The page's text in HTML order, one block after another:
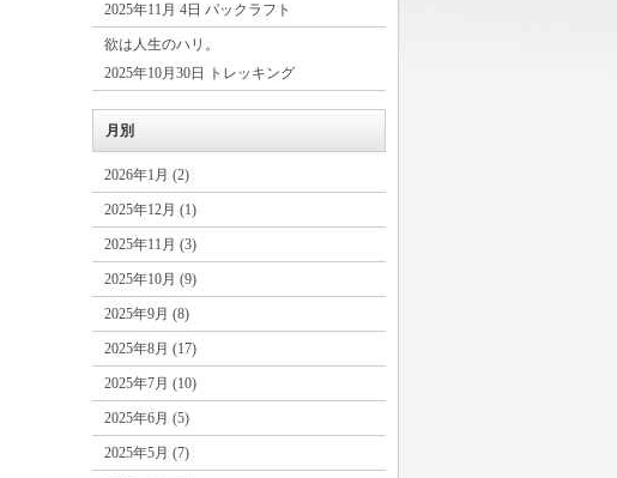
2025年11月 4日 パックラフト
欲は人生のハリ。
2025年10月30日 トレッキング
月別
2026年1月 (2)
2025年12月 (1)
2025年11月 (3)
2025年10月 (9)
2025年9月 (8)
2025年8月 (17)
2025年7月 (10)
2025年6月 (5)
2025年5月 (7)